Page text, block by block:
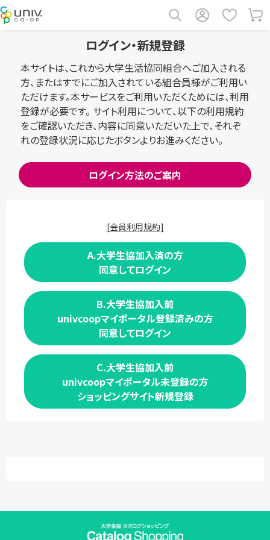
ログイン・新規登録
本サイトは、これから大学生活協同組合へご加入される
方、またはすでにご加入されている組合員様がご利用い
ただけます。本サービスをご利用いただくためには、利用
登録が必要です。 サイト利用について、以下の利用規約
をご確認いただき、内容に同意いただいた上で、それぞ
れの登録状況に応じたボタンよりお進みください。
ログイン方法のご案内
[会員利用規約]
A.大学生協加入済の方
同意してログイン
B.大学生協加入前
univcoopマイポータル登録済みの方
同意してログイン
C.大学生協加入前
univcoopマイポータル未登録の方
ショッピングサイト新規登録